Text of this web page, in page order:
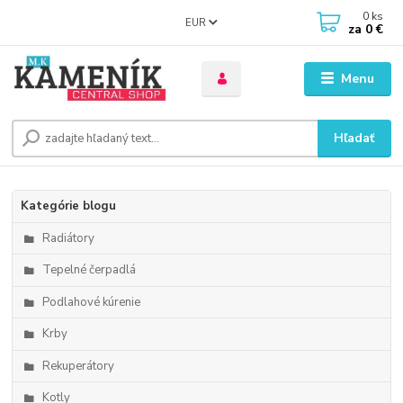
Menu
EUR
Hľadať
0 ks
za 0 €
Kategórie blogu
Radiátory
Tepelné čerpadlá
Podlahové kúrenie
Krby
Rekuperátory
Kotly